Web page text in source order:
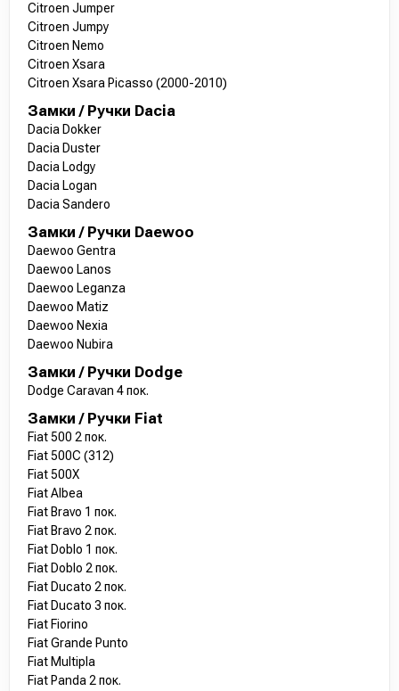
Citroen Jumper
Citroen Jumpy
Citroen Nemo
Citroen Xsara
Citroen Xsara Picasso (2000-2010)
Замки / Ручки Dacia
Dacia Dokker
Dacia Duster
Dacia Lodgy
Dacia Logan
Dacia Sandero
Замки / Ручки Daewoo
Daewoo Gentra
Daewoo Lanos
Daewoo Leganza
Daewoo Matiz
Daewoo Nexia
Daewoo Nubira
Замки / Ручки Dodge
Dodge Caravan 4 пок.
Замки / Ручки Fiat
Fiat 500 2 пок.
Fiat 500C (312)
Fiat 500X
Fiat Albea
Fiat Bravo 1 пок.
Fiat Bravo 2 пок.
Fiat Doblo 1 пок.
Fiat Doblo 2 пок.
Fiat Ducato 2 пок.
Fiat Ducato 3 пок.
Fiat Fiorino
Fiat Grande Punto
Fiat Multipla
Fiat Panda 2 пок.